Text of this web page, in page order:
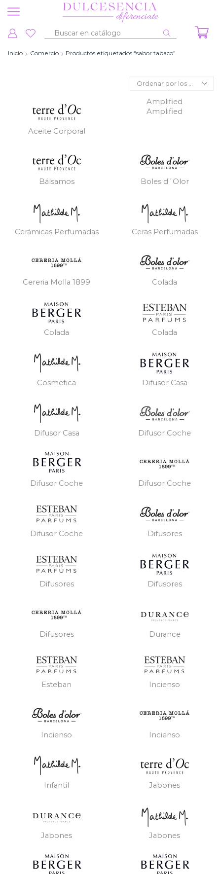
Entrada
búsqueda
Inicio Comercio Productos etiquetados “sabor tabaco”
Aceite Corporal
Amplified
Amplified
Bálsamos Boles d´Olor
Cerámicas Perfumadas Ceras Perfumadas
Cereria Molla 1899 Colada
Colada Colada
Cosmetica Difusor Casa
Difusor Casa Difusor Coche
Difusor Coche Difusor Coche
Difusor Coche Difusores
Difusores Difusores
Difusores Durance
Esteban Incienso
Incienso Incienso
Infantil Jabones
Jabones Jabones